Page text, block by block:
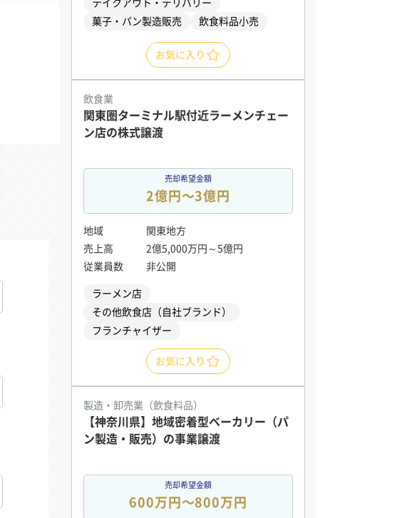
テイクアウト・デリバリー
菓子・パン製造販売
飲食料品小売
お気に入り
飲食業
関東圏ターミナル駅付近ラーメンチェー
ン店の株式譲渡
売却希望金額
2億円〜3億円
地域
関東地方
売上高
2億5,000万円～5億円
従業員数
非公開
ラーメン店
その他飲食店（自社ブランド）
フランチャイザー
お気に入り
製造・卸売業（飲食料品）
【神奈川県】地域密着型ベーカリー（パ
ン製造・販売）の事業譲渡
売却希望金額
600万円〜800万円